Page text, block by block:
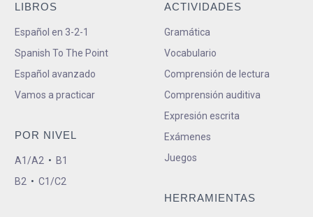
LIBROS
Español en 3-2-1
Spanish To The Point
Español avanzado
Vamos a practicar
POR NIVEL
A1/A2 • B1
B2 • C1/C2
ACTIVIDADES
Gramática
Vocabulario
Comprensión de lectura
Comprensión auditiva
Expresión escrita
Exámenes
Juegos
HERRAMIENTAS